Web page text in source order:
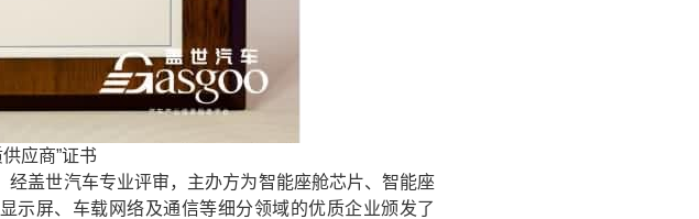
应商”证书
盖世汽车专业评审，主办方为智能座舱芯片、智能座
示屏、车载网络及通信等细分领域的优质企业颁发了